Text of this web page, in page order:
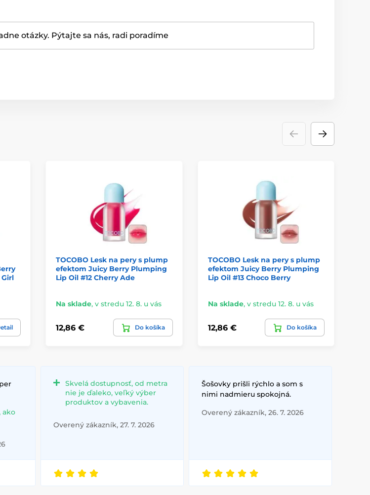
otázky. Pýtajte sa nás, radi poradíme
TOCOBO Lesk na pery s plump
efektom Juicy Berry Plumping
Lip Oil #12 Cherry Ade
Na sklade, v stredu 12. 8. u vás
12,86 € Do košíka
TOCOBO Lesk na pery s plump
efektom Juicy Berry Plumping
Lip Oil #13 Choco Berry
Na sklade, v stredu 12. 8. u vás
12,86 € Do košíka
ako
Skvelá dostupnosť, od metra
nie je ďaleko, veľký výber
produktov a vybavenia.
Overený zákazník, 27. 7. 2026
Šošovky prišli rýchlo a som s
nimi nadmieru spokojná.
Overený zákazník, 26. 7. 2026